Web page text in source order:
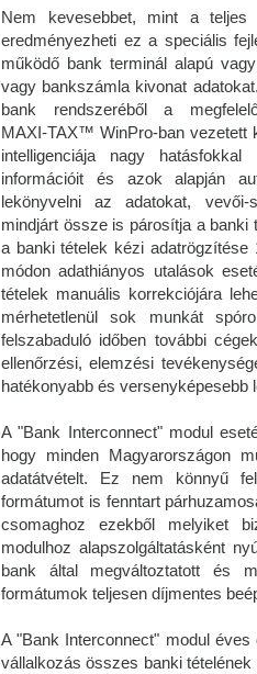
Nem kevesebbet, mint a teljes
eredményezheti ez a speciális
működő bank terminál alapú
vagy bankszámla kivonat
bank rendszeréből a
MAXI‑TAX™ WinPro-ban vezetett
intelligenciája nagy
információit és azok alapján
lekönyvelni az adatokat, vevői-
mindjárt össze is párosítja a
a banki tételek kézi
módon adathiányos utalások
tételek manuális korrekciójára
mérhetetlenül sok munkát
felszabaduló időben további
ellenőrzési, elemzési
hatékonyabb és
A "Bank Interconnect" modul
hogy minden Magyarországon
adatátvételt. Ez nem könnyű
formátumot is fenntart
csomaghoz ezekből melyiket
modulhoz alapszolgáltatásként
bank által megváltoztatott és
formátumok teljesen díjmentes
A "Bank Interconnect" modul
vállalkozás összes banki